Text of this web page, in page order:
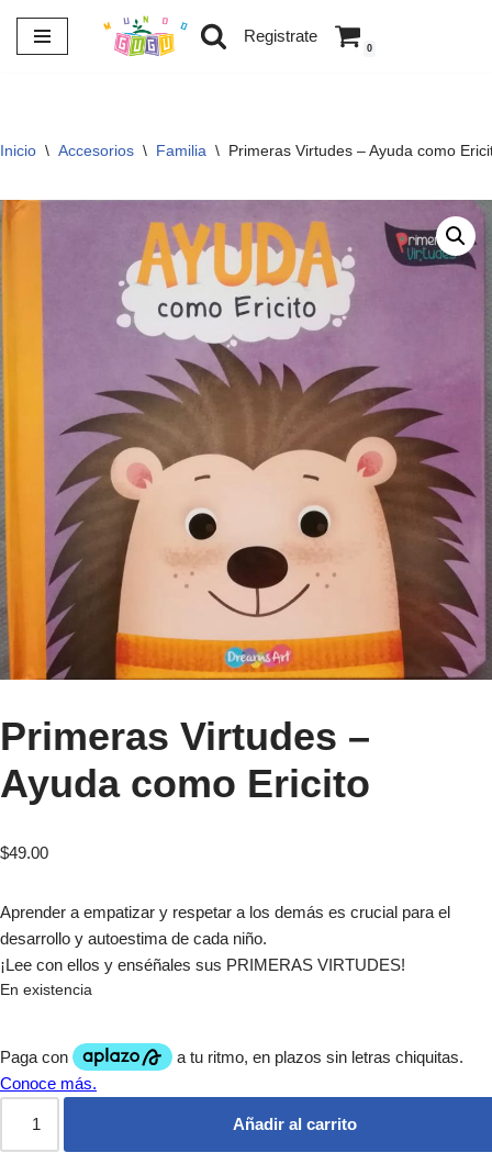
Saltar
Registrate
0
Inicio \ Accesorios \ Familia \ Primeras Virtudes – Ayuda como
Primeras Virtudes –
Ayuda como Ericito
$49.00
Aprender a empatizar y respetar a los demás es crucial para el
desarrollo y autoestima de cada niño.
¡Lee con ellos y enséñales sus PRIMERAS VIRTUDES!
En existencia
Añadir al carrito